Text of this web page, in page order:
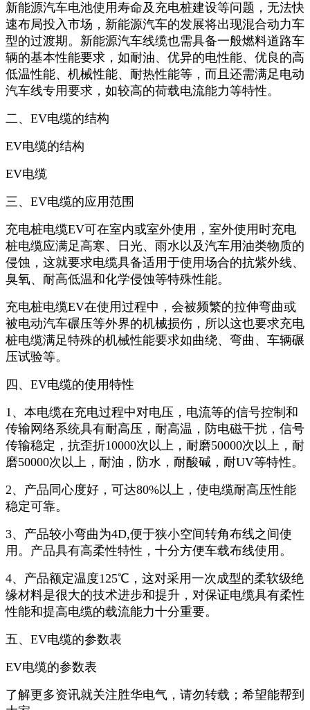
新能源汽车电池使用寿命及充电桩建设等问题，无法快
速布局投入市场，新能源汽车的发展将出现混合动力车
型的过渡期。新能源汽车线缆也需具备一般燃料道路车
辆的基本性能要求，如耐油、优异的电性能、优良的高
低温性能、机械性能、耐热性能等，而且还需满足电动
汽车线专用要求，如较高的荷载电流能力等特性。
二、EV电缆的结构
EV电缆的结构
EV电缆
三、EV电缆的应用范围
充电桩电缆EV可在室内或室外使用，室外使用时充电
桩电缆应满足高寒、日光、雨水以及汽车用油类物质的
侵蚀，这就要求电缆具备适用于使用场合的抗紫外线、
臭氧、耐高低温和化学侵蚀等特殊性能。
充电桩电缆EV在使用过程中，会被频繁的拉伸弯曲或
被电动汽车碾压等外界的机械损伤，所以这也要求充电
桩电缆满足特殊的机械性能要求如曲绕、弯曲、车辆碾
压试验等。
四、EV电缆的使用特性
1、本电缆在充电过程中对电压，电流等的信号控制和
传输网络系统具有耐高压，耐高温，防电磁干扰，信号
传输稳定，抗歪折10000次以上，耐磨50000次以上，耐
磨50000次以上，耐油，防水，耐酸碱，耐UV等特性。
2、产品同心度好，可达80%以上，使电缆耐高压性能
稳定可靠。
3、产品较小弯曲为4D,便于狭小空间转角布线之间使
用。产品具有高柔性特性，十分方便车载布线使用。
4、产品额定温度125℃，这对采用一次成型的柔软级绝
缘材料是很大的技术进步和提升，对保证电缆具有柔性
性能和提高电缆的载流能力十分重要。
五、EV电缆的参数表
EV电缆的参数表
了解更多资讯就关注胜华电气，请勿转载；希望能帮到